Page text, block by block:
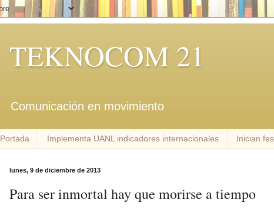
TEKNOCOM 21
Comunicación en movimiento
Portada Implementa UANL indicadores internacionales Inician
lunes, 9 de diciembre de 2013
Para ser inmortal hay que morirse a tiempo